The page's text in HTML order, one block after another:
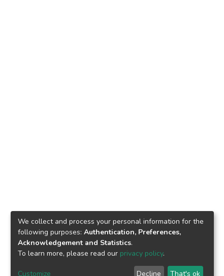
We collect and process your personal information for the
following purposes: Authentication, Preferences,
Acknowledgement and Statistics.
To learn more, please read our privacy policy.
Customize Decline That's ok